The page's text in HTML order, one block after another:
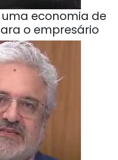
economia de
o empresário